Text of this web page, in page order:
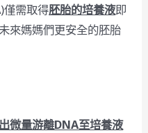
僅需取得胚胎的培養液即
來媽媽們更安全的胚胎
微量游離DNA至培養液